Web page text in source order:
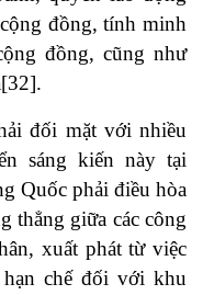
đồng, tính minh
đồng, cũng như
[32].
đối mặt với nhiều
sáng kiến này tại
Quốc phải điều hòa
thẳng giữa các công
xuất phát từ việc
chế đối với khu